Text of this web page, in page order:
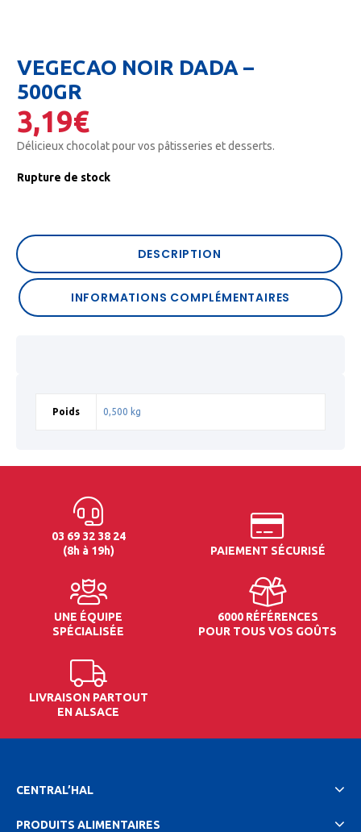
VEGECAO NOIR DADA –
500GR
3,19€
Délicieux chocolat pour vos pâtisseries et desserts.
Rupture de stock
DESCRIPTION
INFORMATIONS COMPLÉMENTAIRES
Poids 0,500 kg
03 69 32 38 24
(8h à 19h)
PAIEMENT SÉCURISÉ
UNE ÉQUIPE
SPÉCIALISÉE
6000 RÉFÉRENCES
POUR TOUS VOS GOÛTS
LIVRAISON PARTOUT
EN ALSACE
CENTRAL’HAL
PRODUITS ALIMENTAIRES